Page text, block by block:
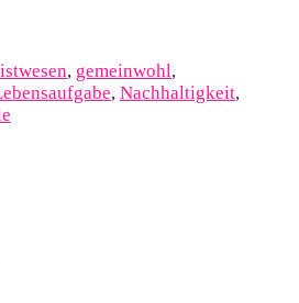
, gemeinwohl,
, Nachhaltigkeit,